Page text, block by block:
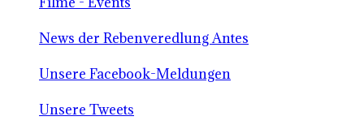
News der Rebenveredlung Antes
Unsere Facebook-Meldungen
Unsere Tweets